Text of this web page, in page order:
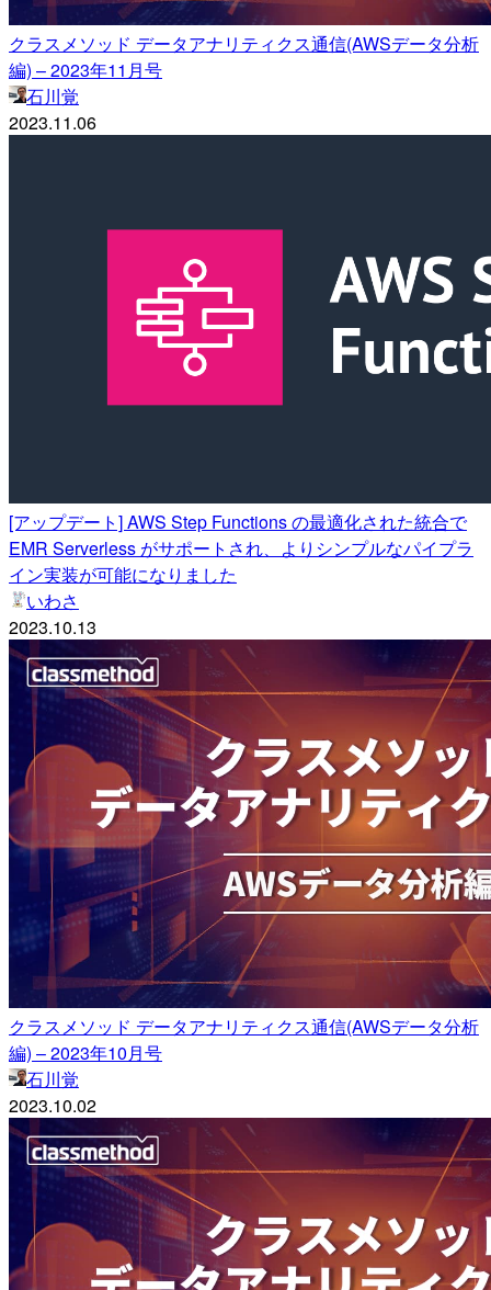
クラスメソッド データアナリティクス通信(AWSデータ分析
編) – 2023年11月号
石川覚
2023.11.06
[アップデート] AWS Step Functions の最適化された統合で
EMR Serverless がサポートされ、よりシンプルなパイプラ
イン実装が可能になりました
いわさ
2023.10.13
クラスメソッド データアナリティクス通信(AWSデータ分析
編) – 2023年10月号
石川覚
2023.10.02